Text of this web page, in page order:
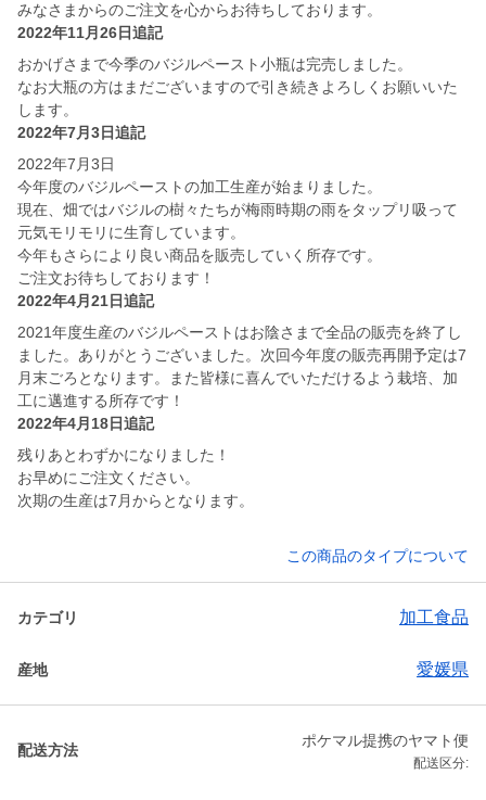
みなさまからのご注文を心からお待ちしております。
2022年11月26日追記
おかげさまで今季のバジルペースト小瓶は完売しました。
なお大瓶の方はまだございますので引き続きよろしくお願いいた
します。
2022年7月3日追記
2022年7月3日
今年度のバジルペーストの加工生産が始まりました。
現在、畑ではバジルの樹々たちが梅雨時期の雨をタップリ吸って
元気モリモリに生育しています。
今年もさらにより良い商品を販売していく所存です。
ご注文お待ちしております！
2022年4月21日追記
2021年度生産のバジルペーストはお陰さまで全品の販売を終了し
ました。ありがとうございました。次回今年度の販売再開予定は7
月末ごろとなります。また皆様に喜んでいただけるよう栽培、加
工に邁進する所存です！
2022年4月18日追記
残りあとわずかになりました！
お早めにご注文ください。
次期の生産は7月からとなります。
この商品のタイプについて
カテゴリ 加工食品
産地 愛媛県
配送方法
ポケマル提携のヤマト便
配送区分: